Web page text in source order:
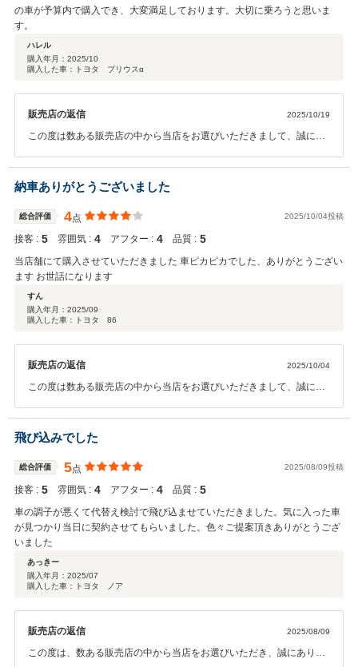
の車が予算内で購入でき、大変満足しております。大切に乗ろうと思いま
す。
ハレル
購入年月： 2025/10
購入した車：トヨタ プリウスα
販売店の返信 2025/10/19
この度は数ある販売店の中から当店をお選びいただきまして、誠にあ
うございます。当社、トークアプリの導入により、スピーディーなや
り取りが可能になっております。高評価いただき大変嬉しく思いま
す。今後とも二人で担当させていただきます。お気軽にご連絡くださ
いませ。
納車ありがとうございました
総合評価 4点 2025/10/04投稿
接客 : 5 雰囲気 : 4 アフター : 4 品質 : 5
当店舗にて購入させていただきました 車ピカピカでした、ありがとうござい
ます お世話になります
すん
購入年月： 2025/09
購入した車：トヨタ 86
販売店の返信 2025/10/04
この度は数ある販売店の中から当店をお選びいただきまして、誠にあ
ご納車喜んでいただけて良かったです。今後とも二人で担当させてい
ただきます。何かあればいつでもご連絡くださいませ。是非とも、長
く、大切に、たくさん乗ってあげてください。たまに遊びに来てくだ
さいね！
飛び込みでした
総合評価 5点 2025/08/09投稿
接客 : 5 雰囲気 : 4 アフター : 4 品質 : 5
車の調子が悪くて代替え検討で飛び込ませていただきました。気に入った車
が見つかり当日に契約させてもらいました。色々ご提案頂きありがとうござ
いました
あっきー
購入年月： 2025/07
購入した車：トヨタ ノア
販売店の返信 2025/08/09
この度は、数ある販売店の中から当店をお選びいただき、誠にありが